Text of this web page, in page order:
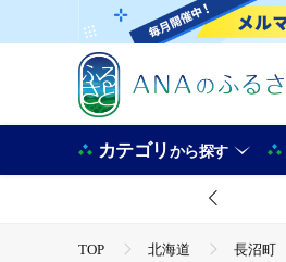
カテゴリから探す
TOP 北海道 長沼町